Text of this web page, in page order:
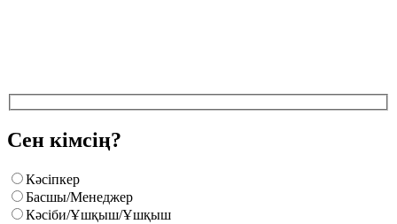
Сен кімсің?
Кәсіпкер
Басшы/Менеджер
Кәсіби/Ұшқыш/Ұшқыш